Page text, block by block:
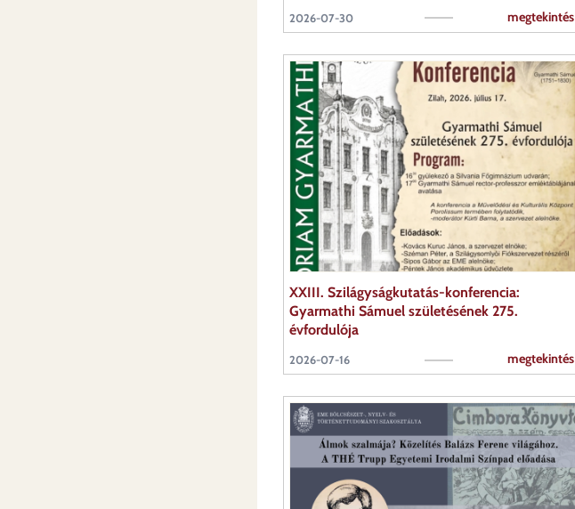
2026-07-30 megtekintés
XXIII. Szilágyságkutatás-konferencia:
Gyarmathi Sámuel születésének 275.
évfordulója
2026-07-16 megtekintés